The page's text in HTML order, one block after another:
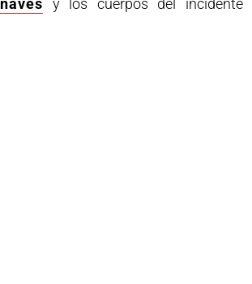
naves y los cuerpos del incidente